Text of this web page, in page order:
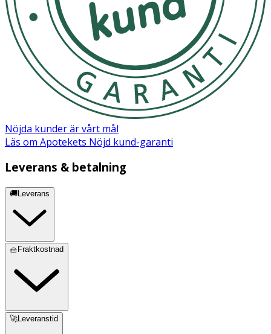
Nöjda kunder är vårt mål
Läs om Apotekets Nöjd kund-garanti
Leverans & betalning
🚚Leverans
🧺Fraktkostnad
🚀Leveranstid